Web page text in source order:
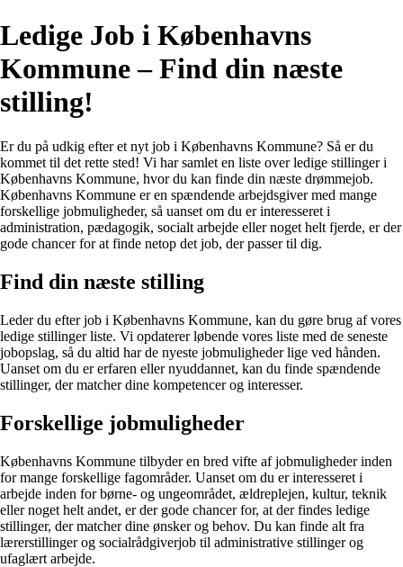
Ledige Job i Københavns
Kommune – Find din næste
stilling!
Er du på udkig efter et nyt job i Københavns Kommune? Så er du
kommet til det rette sted! Vi har samlet en liste over ledige stillinger i
Københavns Kommune, hvor du kan finde din næste drømmejob.
Københavns Kommune er en spændende arbejdsgiver med mange
forskellige jobmuligheder, så uanset om du er interesseret i
administration, pædagogik, socialt arbejde eller noget helt fjerde, er der
gode chancer for at finde netop det job, der passer til dig.
Find din næste stilling
Leder du efter job i Københavns Kommune, kan du gøre brug af vores
ledige stillinger liste. Vi opdaterer løbende vores liste med de seneste
jobopslag, så du altid har de nyeste jobmuligheder lige ved hånden.
Uanset om du er erfaren eller nyuddannet, kan du finde spændende
stillinger, der matcher dine kompetencer og interesser.
Forskellige jobmuligheder
Københavns Kommune tilbyder en bred vifte af jobmuligheder inden
for mange forskellige fagområder. Uanset om du er interesseret i
arbejde inden for børne- og ungeområdet, ældreplejen, kultur, teknik
eller noget helt andet, er der gode chancer for, at der findes ledige
stillinger, der matcher dine ønsker og behov. Du kan finde alt fra
lærerstillinger og socialrådgiverjob til administrative stillinger og
ufaglært arbejde.